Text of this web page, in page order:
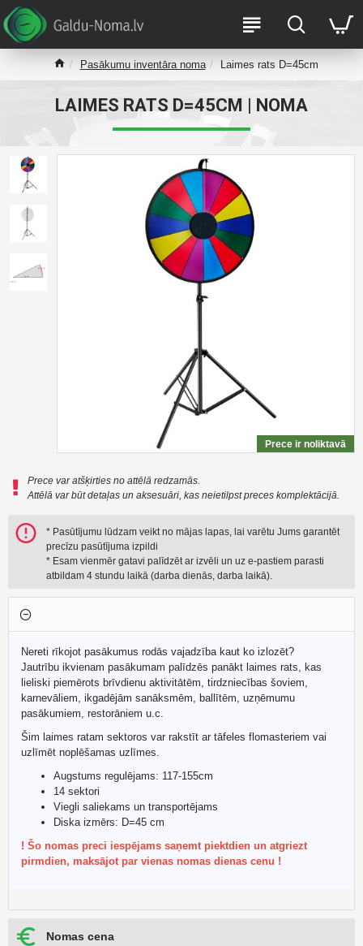
Pasākumu inventāra noma Laimes rats D=45cm
LAIMES RATS D=45CM | NOMA
Prece ir noliktavā
Prece var atšķirties no attēlā redzamās.
Attēlā var būt detaļas un aksesuāri, kas neietilpst preces komplektācijā.
* Pasūtījumu lūdzam veikt no mājas lapas, lai varētu Jums garantēt
precīzu pasūtījuma izpildi
* Esam vienmēr gatavi palīdzēt ar izvēli un uz e-pastiem parasti
atbildam 4 stundu laikā (darba dienās, darba laikā).
Nomas cena
Nereti rīkojot pasākumus rodās vajadzība kaut ko izlozēt?
Jautrību ikvienam pasākumam palīdzēs panākt laimes rats, kas
lieliski piemērots brīvdienu aktivitātēm, tirdzniecības šoviem,
karnevāliem, ikgadējām sanāksmēm, ballītēm, uzņēmumu
pasākumiem, restorāniem u.c.
Šim laimes ratam sektoros var rakstīt ar tāfeles flomasteriem vai
uzlīmēt noplēšamas uzlīmes.
Augstums regulējams: 117-155cm
14 sektori
Viegli saliekams un transportējams
Diska izmērs: D=45 cm
! Šo nomas preci iespējams saņemt piektdien un atgriezt
pirmdien, maksājot par vienas nomas dienas cenu !